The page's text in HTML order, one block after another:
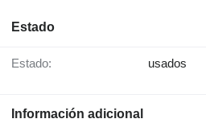
Estado
Estado: usados
Información adicional